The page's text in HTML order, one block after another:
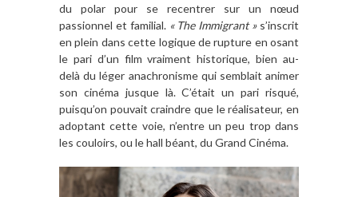
du polar pour se recentrer sur un nœud
passionnel et familial. « The Immigrant »s’inscrit
en plein dans cette logique de rupture en osant
le pari d’un film vraiment historique, bien au-
delà du léger anachronisme qui semblait animer
son cinéma jusque là. C’était un pari risqué,
puisqu’on pouvait craindre que le réalisateur, en
adoptant cette voie, n’entre un peu trop dans
les couloirs, ou le hall béant, du Grand Cinéma.